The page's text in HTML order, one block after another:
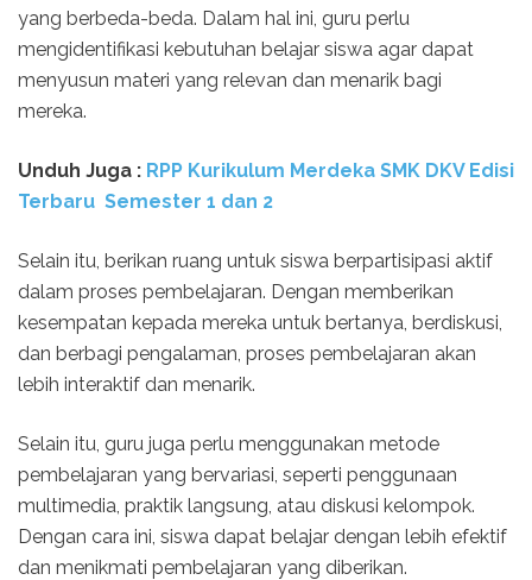
yang berbeda-beda. Dalam hal ini, guru perlu
mengidentifikasi kebutuhan belajar siswa agar dapat
menyusun materi yang relevan dan menarik bagi
mereka.
Unduh Juga : RPP Kurikulum Merdeka SMK DKV Edisi
Terbaru Semester 1 dan 2
Selain itu, berikan ruang untuk siswa berpartisipasi aktif
dalam proses pembelajaran. Dengan memberikan
kesempatan kepada mereka untuk bertanya, berdiskusi,
dan berbagi pengalaman, proses pembelajaran akan
lebih interaktif dan menarik.
Selain itu, guru juga perlu menggunakan metode
pembelajaran yang bervariasi, seperti penggunaan
multimedia, praktik langsung, atau diskusi kelompok.
Dengan cara ini, siswa dapat belajar dengan lebih efektif
dan menikmati pembelajaran yang diberikan.